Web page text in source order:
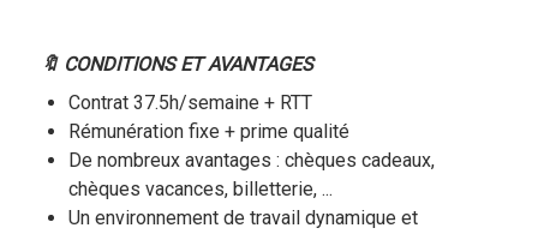
🔖 CONDITIONS ET AVANTAGES
Contrat 37.5h/semaine + RTT
Rémunération fixe + prime qualité
De nombreux avantages : chèques cadeaux,
chèques vacances, billetterie, ...
Un environnement de travail dynamique et